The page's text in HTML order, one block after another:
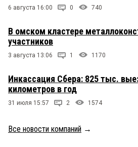
6 августа 16:00 0 740
В омском кластере
участников
3 августа 13:06 1 1170
Инкассация Сбера: 825 тыс.
километров в год
31 июля 15:57 2 1574
Все новости компаний →